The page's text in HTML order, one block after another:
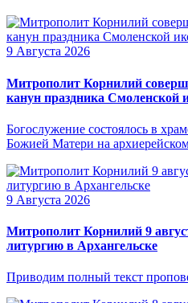
9 Августа 2026
Митрополит Корнилий
канун праздника
Богослужение состоялось в
Божией Матери на
9 Августа 2026
Митрополит Корнилий 9
литургию в Архангельске
Приводим полный текст